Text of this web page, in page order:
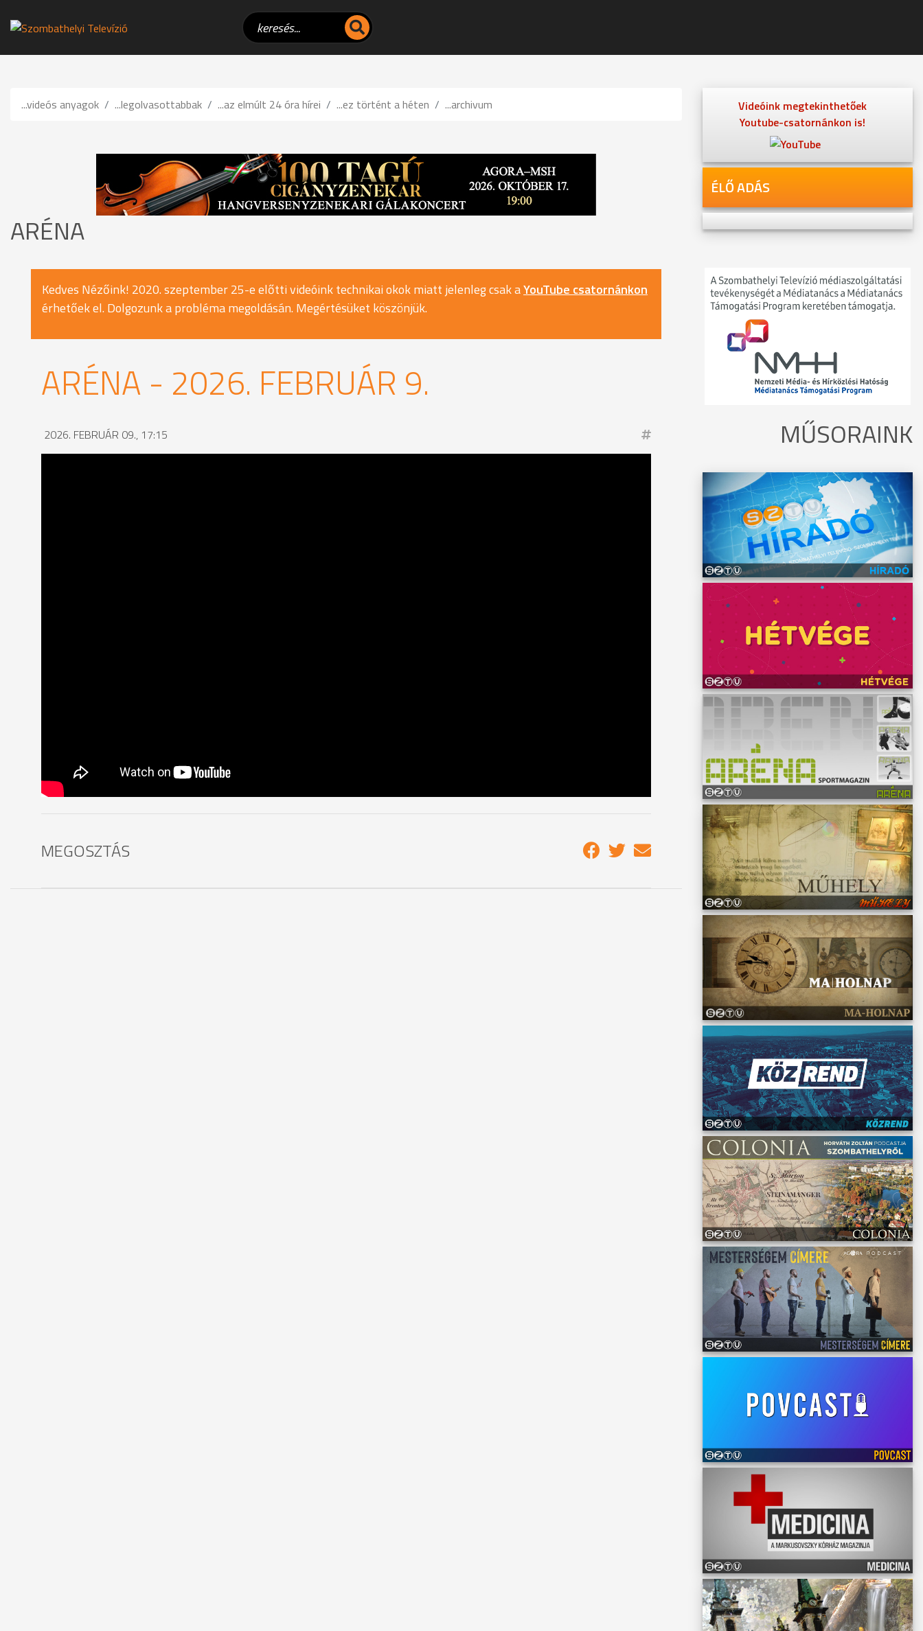
...videós anyagok ...legolvasottabbak ...az elmúlt 24 óra hírei ...ez történt a héten ...archivum
ARÉNA
Kedves Nézőink! 2020. szeptember 25-e előtti videóink technikai okok miatt jelenleg csak aYouTube csatornánkon
érhetőek el. Dolgozunk a probléma megoldásán. Megértésüket köszönjük.
ARÉNA - 2026. FEBRUÁR 9.
2026. FEBRUÁR 09., 17:15
MEGOSZTÁS
Videóink megtekinthetőek
Youtube-csatornánkon is!
ÉLŐ ADÁS
MŰSORAINK